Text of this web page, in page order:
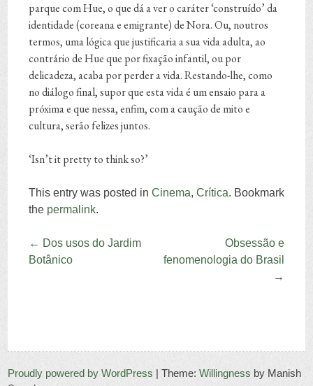
parque com Hue, o que dá a ver o caráter ‘construído’ da
identidade (coreana e emigrante) de Nora. Ou, noutros
termos, uma lógica que justificaria a sua vida adulta, ao
contrário de Hue que por fixação infantil, ou por
delicadeza, acaba por perder a vida. Restando-lhe, como
no diálogo final, supor que esta vida é um ensaio para a
próxima e que nessa, enfim, com a caução de mito e
cultura, serão felizes juntos.
‘Isn’t it pretty to think so?’
This entry was posted inCinema,Crítica. Bookmark
the permalink.
Post navigation
← Dos usos do Jardim
Botânico
Obsessão e
fenomenologia do Brasil
→
Proudly powered by WordPress |Theme:Willingness by Manish